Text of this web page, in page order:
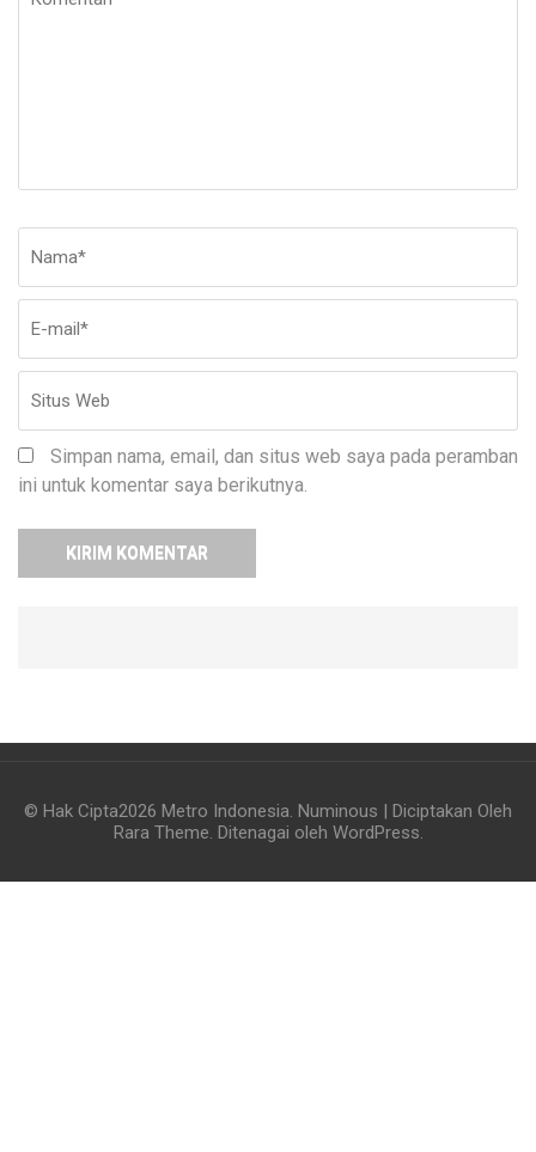
Simpan nama, email, dan situs web saya pada peramban
ini untuk komentar saya berikutnya.
© Hak Cipta2026 Metro Indonesia. Numinous | Diciptakan Oleh
Rara Theme. Ditenagai oleh WordPress.